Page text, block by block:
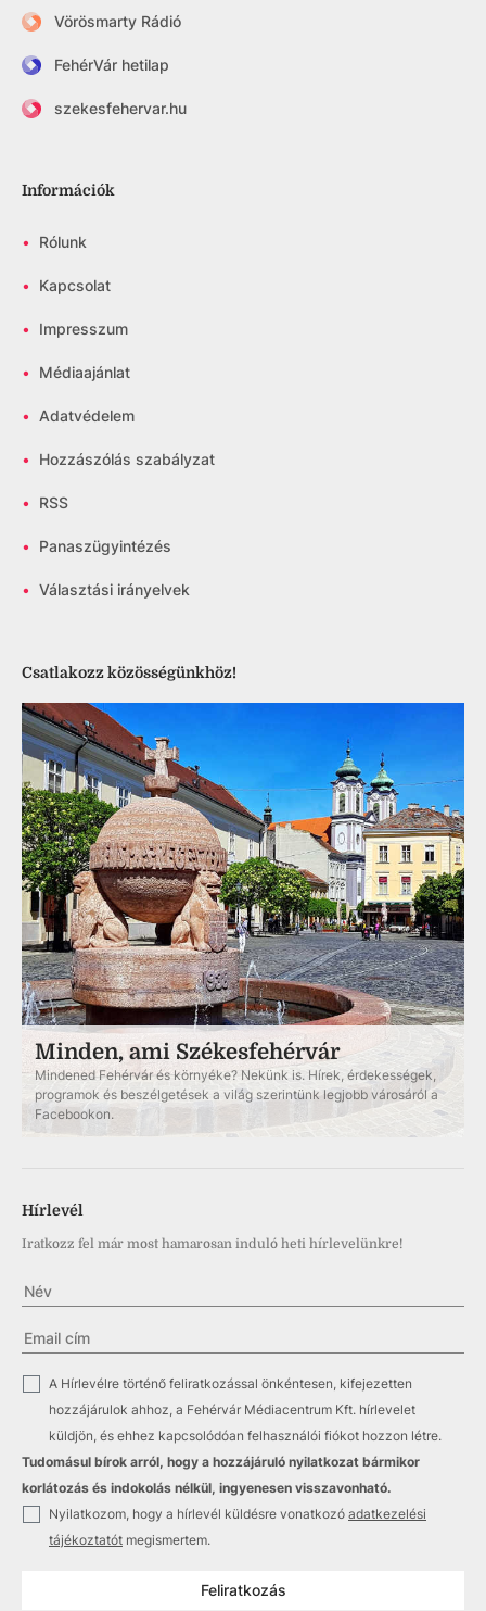
Vörösmarty Rádió
FehérVár hetilap
szekesfehervar.hu
Információk
• Rólunk
• Kapcsolat
• Impresszum
• Médiaajánlat
• Adatvédelem
• Hozzászólás szabályzat
• RSS
• Panaszügyintézés
• Választási irányelvek
Csatlakozz közösségünkhöz!
Minden, ami Székesfehérvár
Mindened Fehérvár és környéke? Nekünk is. Hírek, érdekességek,
programok és beszélgetések a világ szerintünk legjobb városáról a
Facebookon.
Hírlevél
Iratkozz fel már most hamarosan induló heti hírlevelünkre!
✓
A Hírlevélre történő feliratkozással önkéntesen, kifejezetten
hozzájárulok ahhoz, a Fehérvár Médiacentrum Kft. hírlevelet
küldjön, és ehhez kapcsolódóan felhasználói fiókot hozzon létre.
Tudomásul bírok arról, hogy a hozzájáruló nyilatkozat bármikor
korlátozás és indokolás nélkül, ingyenesen visszavonható.
✓ Nyilatkozom, hogy a hírlevél küldésre vonatkozó adatkezelési
tájékoztatót megismertem.
Feliratkozás